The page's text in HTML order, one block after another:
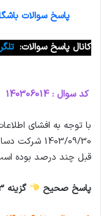
پاسخ سوالات
کانال پاسخ سوالات:
کد سوال : 140306014
با توجه به افشای
1403/09/30
قبل چند درصد بوده
پاسخ صحیح گزینه 3: